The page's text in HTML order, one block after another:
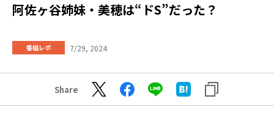
阿佐ヶ谷姉妹・美穂は“ドS”だった？
番組レポ 7/29, 2024
Share